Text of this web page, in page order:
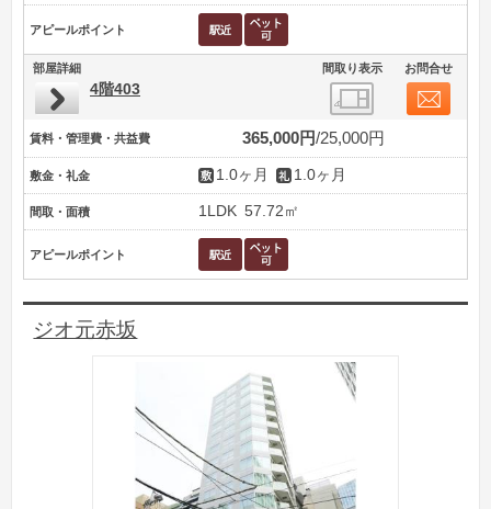
アピールポイント
部屋詳細 間取り表示 お問合せ
4階403
賃料・管理費・共益費 365,000円 25,000円
敷金・礼金 1.0ヶ月 1.0ヶ月
間取・面積 1LDK 57.72㎡
アピールポイント
ジオ元赤坂